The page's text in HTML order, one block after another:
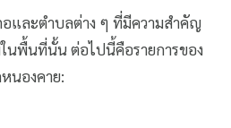
อและตำบลต่าง ๆ ที่มีความสำคัญ
นพื้นที่นั้น ต่อไปนี้คือรายการของ
นองคาย: